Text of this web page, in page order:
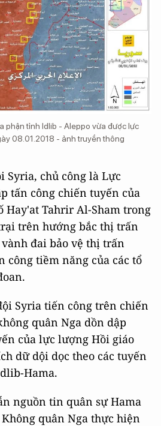
phận tỉnh Idlib - Aleppo vừa được lực
08.01.2018 - ảnh truyền thông
Syria, chủ công là Lực
tấn công chiến tuyến của
Hay'at Tahrir Al-Sham trong
trên hướng bắc thị trấn
đai bảo vệ thị trấn
công tiềm năng của các tổ
Syria tiến công trên chiến
quân Nga dồn dập
của lực lượng Hồi giáo
dữ dội dọc theo các tuyến
Hama.
nguồn tin quân sự Hama
quân Nga thực hiện